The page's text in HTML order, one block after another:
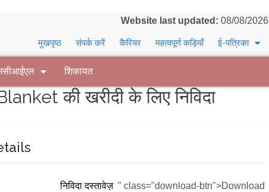
Website last updated: 08/08/2026
मुखपृष्ठ संपर्क करें कैरियर महत्वपूर्ण कड़ियाँ ई-पत्रिका
शिकायत
की खरीदी के लिए निविदा
निविदा दस्तावेज़ " class="download-btn">Download